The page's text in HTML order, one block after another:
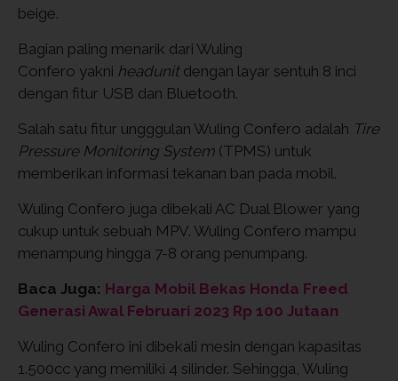
beige.
Bagian paling menarik dari Wuling
Confero yakni headunit dengan layar sentuh 8 inci
dengan fitur USB dan Bluetooth.
Salah satu fitur ungggulan Wuling Confero adalah Tire
Pressure Monitoring System (TPMS) untuk
memberikan informasi tekanan ban pada mobil.
Wuling Confero juga dibekali AC Dual Blower yang
cukup untuk sebuah MPV. Wuling Confero mampu
menampung hingga 7-8 orang penumpang.
Baca Juga: Harga Mobil Bekas Honda Freed
Generasi Awal Februari 2023 Rp 100 Jutaan
Wuling Confero ini dibekali mesin dengan kapasitas
1.500cc yang memiliki 4 silinder. Sehingga, Wuling